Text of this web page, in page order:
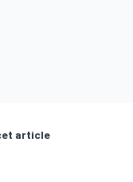
article